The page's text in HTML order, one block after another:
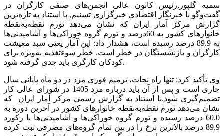
سمیه گلپور,رئیس کانون عالی انجمن‌های صنفی کارگران در
گفت‌وگو با خبرنگار اقتصادی خبرگزاری تسنیم, با استناد به تازه‌ترین
گزارش مرکز آمار ایران که نشان می‌دهد تورم نقطه‌به‌نقطه
خانوارهای کشور به 60درصد و تورم گروه خوراکی‌ها و آشامیدنی‌ها
به 89.9 درصد رسیده است، هشدار داد: این آمار یعنی سبد معیشت
کارگران و بازنشستگان در خطر است. خطر سوءتغذیه به‌ویژه برای
کودکان کارگری باید جدی گرفته شود.
وی تأکید کرد: تنها راه نجات، ترمیم فوری مزد در دو ماه پایانی سال
جاری است و پس از آن باید درباره مزد 1405 در شورای عالی کار
تصمیم‌گیری شود.با استناد به گزارش رسمی مرکز آمار ایران که
نشان می‌دهد تورم نقطه‌به‌نقطه خانوارهای کشور در آخرین دوره به
60.0 درصد رسیده و تورم گروه خوراکی‌ها و آشامیدنی‌ها با رکورد
89.9 درصد بالاترین نرخ را در بین تمام گروه‌های مصرفی ثبت کرده